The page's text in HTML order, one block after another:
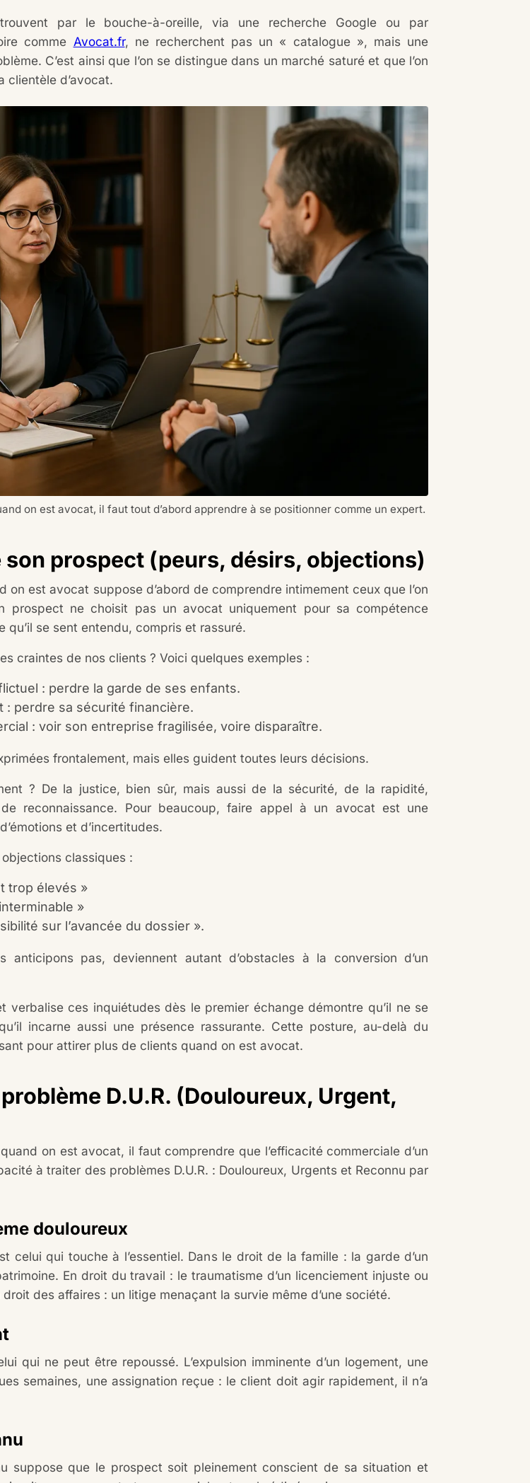
par le bouche-à-oreille, via une recherche Google ou par
comme Avocat.fr, ne recherchent pas un « catalogue », mais une
C’est ainsi que l’on se distingue dans un marché saturé et que l’on
clientèle d’avocat.
on est avocat, il faut tout d’abord apprendre à se positionner comme un expert.
son prospect (peurs, désirs, objections)
on est avocat suppose d’abord de comprendre intimement ceux que l’on
prospect ne choisit pas un avocat uniquement pour sa compétence
qu’il se sent entendu, compris et rassuré.
craintes de nos clients ? Voici quelques exemples :
: perdre la garde de ses enfants.
: perdre sa sécurité financière.
: voir son entreprise fragilisée, voire disparaître.
frontalement, mais elles guident toutes leurs décisions.
? De la justice, bien sûr, mais aussi de la sécurité, de la rapidité,
reconnaissance. Pour beaucoup, faire appel à un avocat est une
et d’incertitudes.
classiques :
trop élevés »
»
sur l’avancée du dossier ».
pas, deviennent autant d’obstacles à la conversion d’un
verbalise ces inquiétudes dès le premier échange démontre qu’il ne se
incarne aussi une présence rassurante. Cette posture, au-delà du
pour attirer plus de clients quand on est avocat.
D.U.R. (Douloureux, Urgent,
on est avocat, il faut comprendre que l’efficacité commerciale d’un
à traiter des problèmes D.U.R. : Douloureux, Urgents et Reconnu par
douloureux
celui qui touche à l’essentiel. Dans le droit de la famille : la garde d’un
En droit du travail : le traumatisme d’un licenciement injuste ou
droit des affaires : un litige menaçant la survie même d’une société.
qui ne peut être repoussé. L’expulsion imminente d’un logement, une
semaines, une assignation reçue : le client doit agir rapidement, il n’a
suppose que le prospect soit pleinement conscient de sa situation et